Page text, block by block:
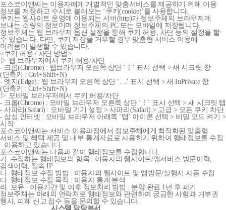
포스코이앤씨는 이용자에게 개별적인 맞춤서비스를 제공하기 위해 이용
정보를 저장하고 수시로 불러오는 ‘쿠키(cookie)’를 사용합니다.
쿠키는 웹사이트 운영에 이용되는 서버(http)가 정보주체의 브라우저에
보내는 소량의 정보이며 정보주체의 PC 또는 모바일에 저장됩니다.
정보주체는 웹 브라우저 옵션 설정을 통해 쿠키 허용, 차단 등의 설정을 할
수 있습니다. 다만, 쿠키 저장을 거부할 경우 맞춤형 서비스 이용에
어려움이 발생할 수 있습니다.
<쿠키 허용 / 차단 방법>
▷ 웹 브라우저에서 쿠키 허용/차단
- 크롬(Chrome) : 웹브라우저 오른쪽 상단 ‘⋮’ 표시 선택 > 새 시크릿 창
(단축키 : Ctrl+Shift+N)
- 엣지(Edge) : 웹 브라우저 오른쪽 상단 ‘…’ 표시 선택 > 새 InPrivate 창
(단축키 : Ctrl+Shift+N)
▷ 모바일 브라우저에서 쿠키 허용/차단
- 크롬(Chrome) : 모바일 브라우저 오른쪽 상단 ‘⋮’ 표시 선택 > 새 시크릿 탭
- 사파리(Safari) : 모바일 기기 설정 > 사파리(Safari) > 고급 > 모든 쿠키 차단
- 삼성 인터넷 : 모바일 브라우저 아래쪽 ‘탭’ 아이콘 선택 > 비밀 모드 켜기 >
시작
포스코이앤씨는 서비스 이용과정에서 정보주체에게 최적화된 맞춤형
서비스 및 혜택 제공 및 내부 통계자료로 사용하기 위하여 행태정보를 수집
· 이용하고 있습니다.
포스코이앤씨는 다음과 같이 행태정보를 수집합니다.
가. 수집하는 행태정보의 항목 : 이용자의 웹사이트/앱서비스 방문이력,
검색이력, 접속 IP
나. 행태정보 수집 방법 : 이용자의 웹사이트 및 앱방문/실행시 자동 수집
다. 행태정보 수집 목적 : 이용자 통계 분석
라. 보유 · 이용기간 및 이후 정보처리 방법 : 분양 완료 1년 후 파기
정보주체는 아래의 연락처로 행태정보와 관련하여 궁금한 사항과 거부권
행사, 피해 신고 접수 등을 문의할 수 있습니다.
시스템 담당부서